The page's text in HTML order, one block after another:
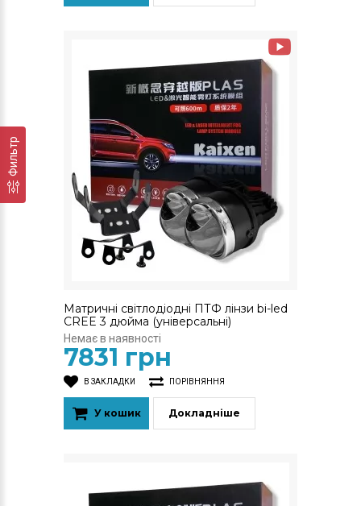
Матричні світлодіодні ПТФ лінзи bi-led
CREE 3 дюйма (універсальні)
Немає в наявності
7831 грн
В ЗАКЛАДКИ ПОРІВНЯННЯ
У кошик Докладніше
Фильтр